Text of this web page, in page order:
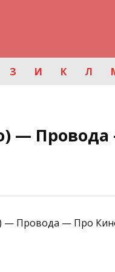
З И К Л
—
— Провода — Про